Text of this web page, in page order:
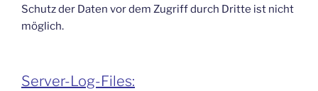
Schutz der Daten vor dem Zugriff durch Dritte ist nicht
möglich.
Server-Log-Files: